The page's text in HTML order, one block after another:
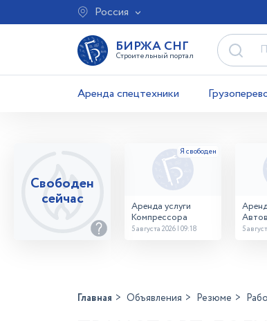
Россия
БИРЖА СНГ
Строительный портал
Аренда спецтехники
Свободен
сейчас
Аренда услуги
Компрессора
5 августа 2026 | 09:18 5
Главная Объявления Резюме